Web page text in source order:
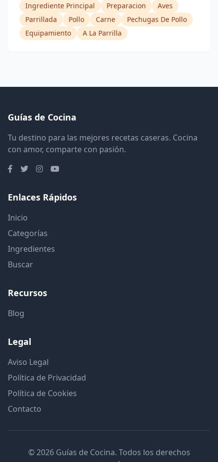
Ingrediente Principal
Preparacion
Aves
Parrillada
Pollo Carne
Pechugas De Pollo
Equipamiento
A La Parrilla
Guías de Cocina
Tu destino para las mejores recetas caseras. Cocina
con amor, comparte con pasión.
Enlaces Rápidos
Inicio
Categorías
Ingredientes
Buscar
Recursos
Blog
Legal
Aviso Legal
Política de Privacidad
Política de Cookies
Contacto
© 2026 Guías de Cocina. Todos los derechos